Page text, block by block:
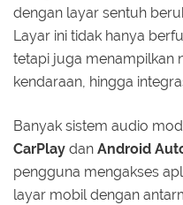
dengan layar sentuh
Layar ini tidak hanya
tetapi juga menampilkan
kendaraan, hingga
Banyak sistem audio
CarPlay dan Android
pengguna mengakses
layar mobil dengan